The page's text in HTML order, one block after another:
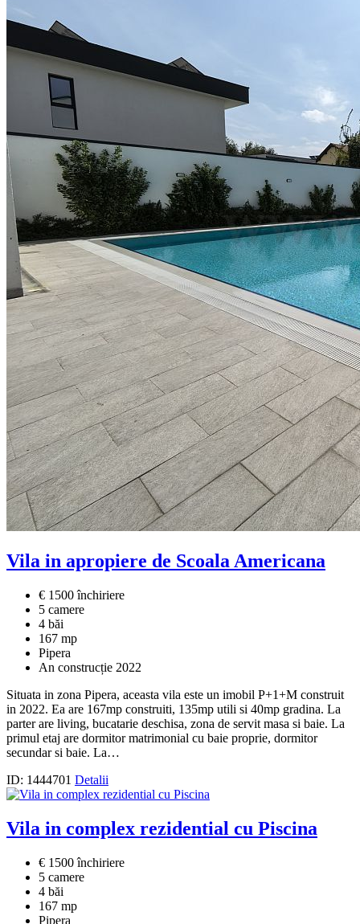
Vila in apropiere de Scoala Americana
€ 1500 închiriere
5 camere
4 băi
167 mp
Pipera
An construcție 2022
Situata in zona Pipera, aceasta vila este un imobil P+1+M construit
in 2022. Ea are 167mp construiti, 135mp utili si 40mp gradina. La
parter are living, bucatarie deschisa, zona de servit masa si baie. La
primul etaj are dormitor matrimonial cu baie proprie, dormitor
secundar si baie. La…
ID: 1444701 Detalii
Vila in complex rezidential cu Piscina
€ 1500 închiriere
5 camere
4 băi
167 mp
Pipera